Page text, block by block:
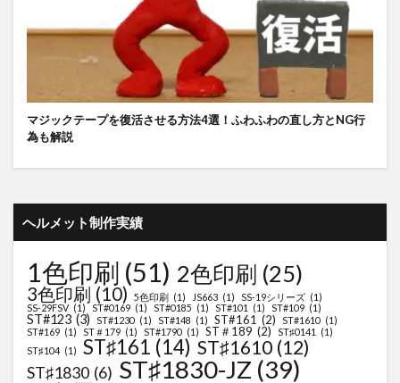
マジックテープを復活させる方法4選！ふわふわの直し方とNG行
為も解説
ヘルメット制作実績
1色印刷 (51) 2色印刷 (25)
3色印刷 (10) 5色印刷 (1) JS663 (1) SS-19シリーズ (1)
SS-29FSV (1) ST#0169 (1) ST#0185 (1) ST#101 (1) ST#109 (1)
ST#123 (3) ST#1230 (1) ST#148 (1) ST#161 (2) ST#1610 (1)
ST#169 (1) ST＃179 (1) ST#1790 (1) ST＃189 (2) ST♯0141
(1)
ST♯104 (1) ST♯161 (14) ST♯1610 (12)
ST♯1830 (6) ST♯1830-JZ (39)